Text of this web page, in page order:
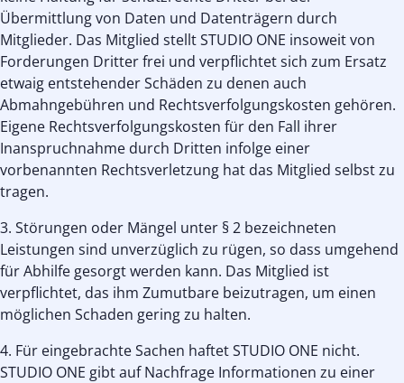
Übermittlung von Daten und Datenträgern durch
Mitglieder. Das Mitglied stellt STUDIO ONE insoweit von
Forderungen Dritter frei und verpflichtet sich zum Ersatz
etwaig entstehender Schäden zu denen auch
Abmahngebühren und Rechtsverfolgungskosten gehören.
Eigene Rechtsverfolgungskosten für den Fall ihrer
Inanspruchnahme durch Dritten infolge einer
vorbenannten Rechtsverletzung hat das Mitglied selbst zu
tragen.
3. Störungen oder Mängel unter § 2 bezeichneten
Leistungen sind unverzüglich zu rügen, so dass umgehend
für Abhilfe gesorgt werden kann. Das Mitglied ist
verpflichtet, das ihm Zumutbare beizutragen, um einen
möglichen Schaden gering zu halten.
4. Für eingebrachte Sachen haftet STUDIO ONE nicht.
STUDIO ONE gibt auf Nachfrage Informationen zu einer